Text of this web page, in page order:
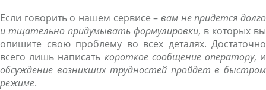
Если говорить о нашем сервисе – вам не придется долго
и тщательно придумывать формулировки, в которых вы
опишите свою проблему во всех деталях. Достаточно
всего лишь написать короткое сообщение оператору, и
обсуждение возникших трудностей пройдет в быстром
режиме.